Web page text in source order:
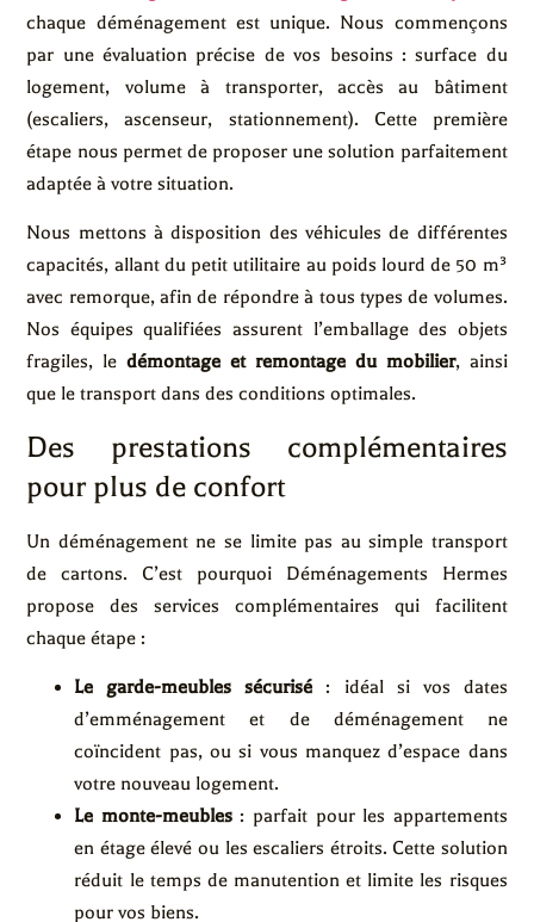
chaque déménagement est unique. Nous commençons
par une évaluation précise de vos besoins : surface du
logement, volume à transporter, accès au bâtiment
(escaliers, ascenseur, stationnement). Cette première
étape nous permet de proposer une solution parfaitement
adaptée à votre situation.
Nous mettons à disposition des véhicules de différentes
capacités, allant du petit utilitaire au poids lourd de 50 m³
avec remorque, afin de répondre à tous types de volumes.
Nos équipes qualifiées assurent l’emballage des objets
fragiles, ledémontage et remontage du mobilier, ainsi
que le transport dans des conditions optimales.
Des prestations complémentaires
pour plus de confort
Un déménagement ne se limite pas au simple transport
de cartons. C’est pourquoi Déménagements Hermes
propose des services complémentaires qui facilitent
chaque étape :
Le garde-meubles sécurisé : idéal si vos dates
d’emménagement et de déménagement ne
coïncident pas, ou si vous manquez d’espace dans
votre nouveau logement.
Le monte-meubles: parfait pour les appartements
en étage élevé ou les escaliers étroits. Cette solution
réduit le temps de manutention et limite les risques
pour vos biens.